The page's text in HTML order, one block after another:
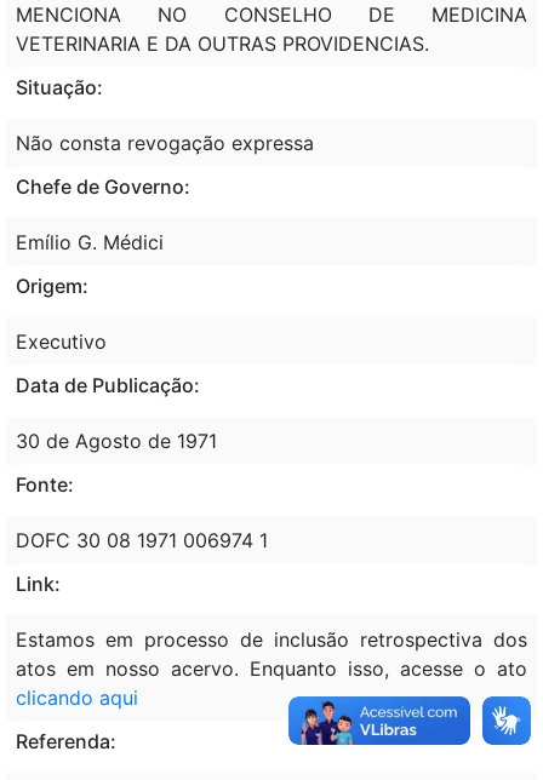
MENCIONA NO CONSELHO DE MEDICINA
VETERINARIA E DA OUTRAS PROVIDENCIAS.
Situação:
Não consta revogação expressa
Chefe de Governo:
Emílio G. Médici
Origem:
Executivo
Data de Publicação:
30 de Agosto de 1971
Fonte:
DOFC 30 08 1971 006974 1
Link:
Estamos em processo de inclusão retrospectiva dos
atos em nosso acervo. Enquanto isso, acesse o ato
clicando aqui
Referenda: